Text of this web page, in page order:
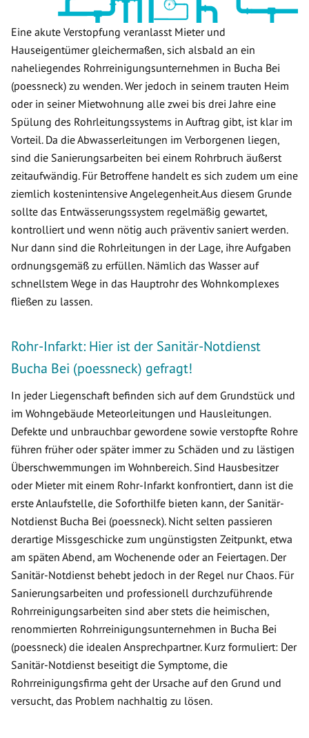
Eine akute Verstopfung veranlasst Mieter und
Hauseigentümer gleichermaßen, sich alsbald an ein
naheliegendes Rohrreinigungsunternehmen in Bucha Bei
(poessneck) zu wenden. Wer jedoch in seinem trauten Heim
oder in seiner Mietwohnung alle zwei bis drei Jahre eine
Spülung des Rohrleitungssystems in Auftrag gibt, ist klar im
Vorteil. Da die Abwasserleitungen im Verborgenen liegen,
sind die Sanierungsarbeiten bei einem Rohrbruch äußerst
zeitaufwändig. Für Betroffene handelt es sich zudem um eine
ziemlich kostenintensive Angelegenheit.Aus diesem Grunde
sollte das Entwässerungssystem regelmäßig gewartet,
kontrolliert und wenn nötig auch präventiv saniert werden.
Nur dann sind die Rohrleitungen in der Lage, ihre Aufgaben
ordnungsgemäß zu erfüllen. Nämlich das Wasser auf
schnellstem Wege in das Hauptrohr des Wohnkomplexes
fließen zu lassen.
Rohr-Infarkt: Hier ist der Sanitär-Notdienst
Bucha Bei (poessneck) gefragt!
In jeder Liegenschaft befinden sich auf dem Grundstück und
im Wohngebäude Meteorleitungen und Hausleitungen.
Defekte und unbrauchbar gewordene sowie verstopfte Rohre
führen früher oder später immer zu Schäden und zu lästigen
Überschwemmungen im Wohnbereich. Sind Hausbesitzer
oder Mieter mit einem Rohr-Infarkt konfrontiert, dann ist die
erste Anlaufstelle, die Soforthilfe bieten kann, der Sanitär-
Notdienst Bucha Bei (poessneck). Nicht selten passieren
derartige Missgeschicke zum ungünstigsten Zeitpunkt, etwa
am späten Abend, am Wochenende oder an Feiertagen. Der
Sanitär-Notdienst behebt jedoch in der Regel nur Chaos. Für
Sanierungsarbeiten und professionell durchzuführende
Rohrreinigungsarbeiten sind aber stets die heimischen,
renommierten Rohrreinigungsunternehmen in Bucha Bei
(poessneck) die idealen Ansprechpartner. Kurz formuliert: Der
Sanitär-Notdienst beseitigt die Symptome, die
Rohrreinigungsfirma geht der Ursache auf den Grund und
versucht, das Problem nachhaltig zu lösen.